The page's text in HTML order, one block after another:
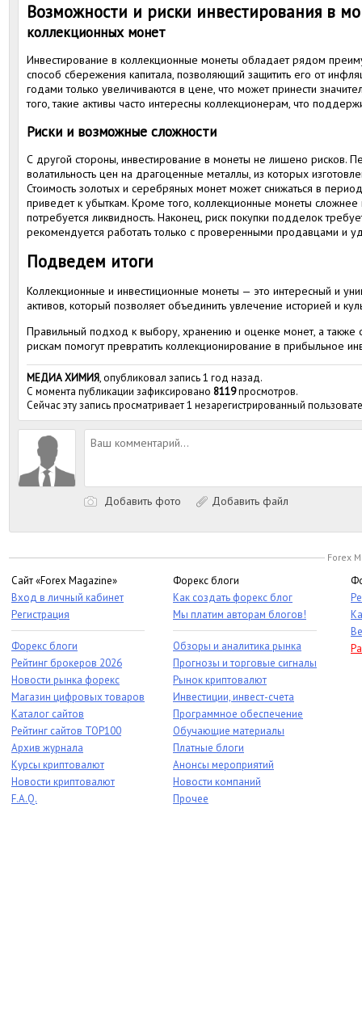
Возможности и риски инвестирования в
коллекционных монет
Инвестирование в коллекционные монеты обладает рядом
способ сбережения капитала, позволяющий защитить его от
годами только увеличиваются в цене, что может принести
того, такие активы часто интересны коллекционерам, что
Риски и возможные сложности
С другой стороны, инвестирование в монеты не лишено рисков.
волатильность цен на драгоценные металлы, из которых
Стоимость золотых и серебряных монет может снижаться в
приведет к убыткам. Кроме того, коллекционные монеты сложнее
потребуется ликвидность. Наконец, риск покупки подделок
рекомендуется работать только с проверенными продавцами и
Подведем итоги
Коллекционные и инвестиционные монеты — это интересный и
активов, который позволяет объединить увлечение историей и
Правильный подход к выбору, хранению и оценке монет, а
рискам помогут превратить коллекционирование в прибыльное
МЕДИА ХИМИЯ, опубликовал запись 1 год назад.
С момента публикации зафиксировано 8119просмотров.
Сейчас эту запись просматривает 1 незарегистрированный
Добавить фото Добавить файл
Forex
Сайт «Forex Magazine»
Вход в личный кабинет
Регистрация
Форекс блоги
Рейтинг брокеров 2026
Новости рынка форекс
Магазин цифровых товаров
Каталог сайтов
Рейтинг сайтов TOP100
Архив журнала
Курсы криптовалют
Новости криптовалют
F.A.Q.
Форекс блоги
Как создать форекс блог
Мы платим авторам блогов!
Обзоры и аналитика рынка
Прогнозы и торговые сигналы
Рынок криптовалют
Инвестиции, инвест-счета
Программное обеспечение
Обучающие материалы
Платные блоги
Анонсы мероприятий
Новости компаний
Прочее